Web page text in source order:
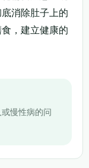
消除肚子上的
，建立健康的
慢性病的问